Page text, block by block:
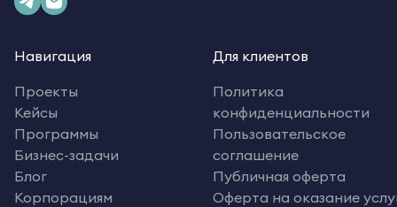
Навигация
Проекты
Кейсы
Программы
Бизнес-задачи
Блог
Корпорациям
Для клиентов
Политика
конфиденциальности
Пользовательское
соглашение
Публичная оферта
Оферта на оказание